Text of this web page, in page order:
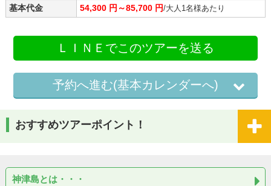
基本代金
54,300 円～85,700 円/大人1名様あたり
ＬＩＮＥでこのツアーを送る
予約へ進む(基本カレンダーへ)
おすすめツアーポイント！
神津島とは・・・